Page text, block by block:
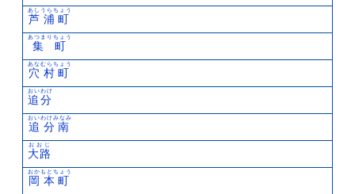
芦浦町
あしうらちょう
集町
あつまりちょう
穴村町
あなむらちょう
追分
おいわけ
追分南
おいわけみなみ
大路
おおじ
岡本町
おかもとちょう